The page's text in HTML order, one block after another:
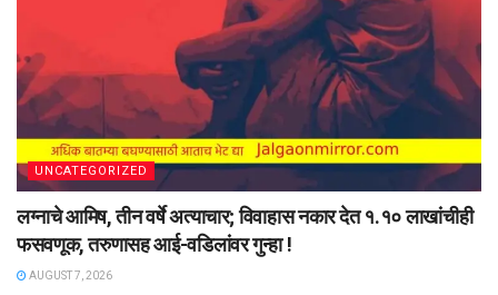
UNCATEGORIZED
लग्नाचे आमिष, तीन वर्षे अत्याचार; विवाहास नकार देत १.१० लाखांचीही
फसवणूक, तरुणासह आई-वडिलांवर गुन्हा !
AUGUST 7, 2026